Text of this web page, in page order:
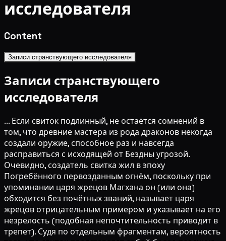
исследователя
Content
Записи странствующего исследователя
Записи странствующего
исследователя
... Если свиток подлинный, не остаётся сомнений в
том, что древние мастера из рода драконов некогда
создали оружие, способное раз и навсегда
расправиться с исходящей от Бездны угрозой.
Очевидно, создатель свитка жил в эпоху
Погребённого первозданным огнём, поскольку при
упоминании царя жрецов Магхана он (или она)
обходится без почётных званий, называет царя
жрецов отрицательным примером и указывает на его
незрелость (подобная непочтительность приводит в
трепет). Судя по отдельным фрагментам, вероятность